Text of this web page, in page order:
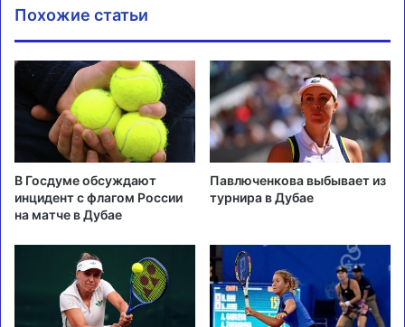
Похожие статьи
В Госдуме обсуждают
инцидент с флагом России
на матче в Дубае
Павлюченкова выбывает из
турнира в Дубае